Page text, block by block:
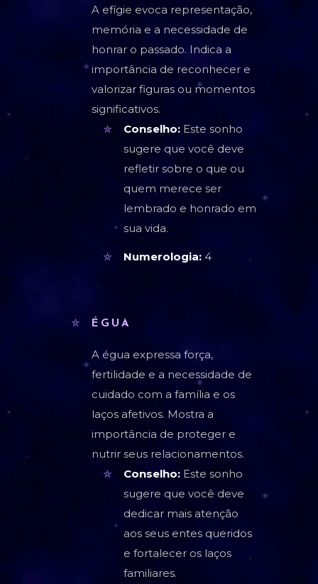
A efígie evoca representação,
memória e a necessidade de
honrar o passado. Indica a
importância de reconhecer e
valorizar figuras ou momentos
significativos.
Conselho: Este sonho
sugere que você deve
refletir sobre o que ou
quem merece ser
lembrado e honrado em
sua vida.
Numerologia: 4
ÉGUA
A égua expressa força,
fertilidade e a necessidade de
cuidado com a família e os
laços afetivos. Mostra a
importância de proteger e
nutrir seus relacionamentos.
Conselho: Este sonho
sugere que você deve
dedicar mais atenção
aos seus entes queridos
e fortalecer os laços
familiares.